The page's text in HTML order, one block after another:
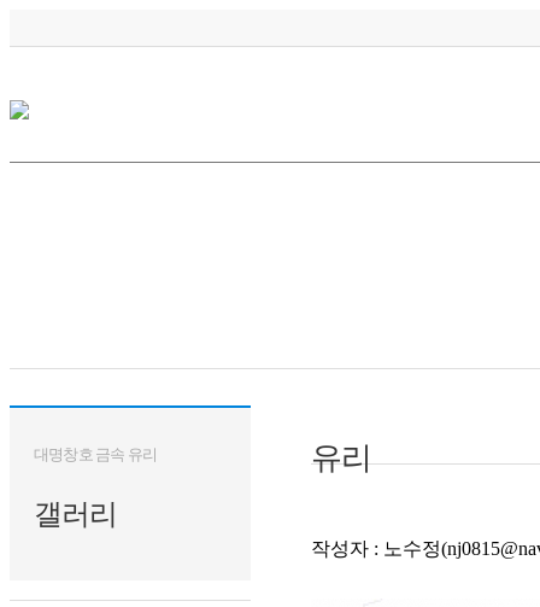
대명창호 금속 유리
갤러리
유리
작성자 : 노수정